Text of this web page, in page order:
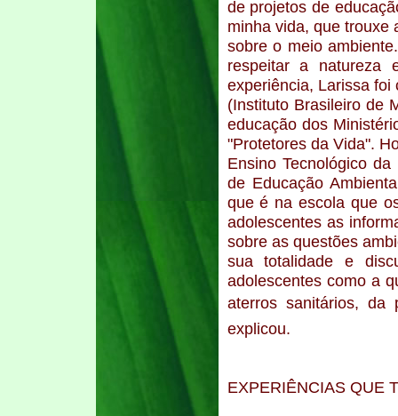
de projetos de
minha vida, que trouxe
sobre o meio
respeitar a natureza
experiência, Larissa
(Instituto Brasileiro de
educação dos
"Protetores da Vida".
Ensino Tecnológico
de Educação
que é na escola que
adolescentes as
sobre as questões
sua totalidade e
adolescentes como a
aterros sanitários,
explicou.
EXPERIÊNCIAS QUE